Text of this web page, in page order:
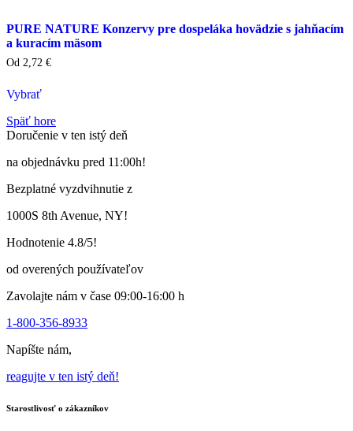
PURE NATURE Konzervy pre dospeláka hovädzie s jahňacím
a kuracím mäsom
Od 2,72 €
Vybrať
výrobok
má
variantov.
si
vybrať
na
stránke
produktu
Späť hore
Doručenie v ten istý deň
na objednávku pred 11:00h!
Bezplatné vyzdvihnutie z
1000S 8th Avenue, NY!
Hodnotenie 4.8/5!
od overených používateľov
Zavolajte nám v čase 09:00-16:00 h
1-800-356-8933
Napíšte nám,
reagujte v ten istý deň!
Starostlivosť o zákazníkov